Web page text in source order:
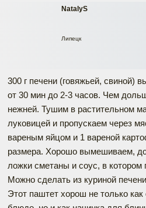
NatalyS
Липецк
300 г печени (говяжьей, свиной)
от 30 мин до 2-3 часов. Чем
нежней. Тушим в растительном
луковицей и пропускаем через
вареным яйцом и 1 вареной
размера. Хорошо вымешиваем,
ложки сметаны и соус, в котором
Можно сделать из куриной
Этот паштет хорош не только